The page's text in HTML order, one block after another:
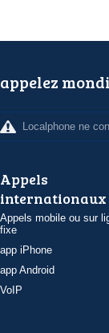
appelez
Localphone ne
Appels
internationaux
Appels mobile ou sur
fixe
app iPhone
app Android
VoIP